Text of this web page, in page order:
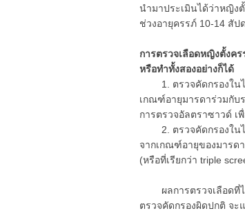
นำมาประเมินได้ว่าหญิง
ช่วงอายุครรภ์ 10-14 สั
การตรวจเลือดหญิงตั้งคร
หรือทำทั้งสองอย่างก็ได้
1. ตรวจคัดกรองในไต
เกณฑ์อายุมารดาร่วมกับ
การตรวจอัลตราซาวด์
2. ตรวจคัดกรองในไต
จากเกณฑ์อายุของมารด
(หรือที่เรียกว่า triple
ผลการตรวจเลือดที่ได้
ตรวจคัดกรองผิดปกติ จ